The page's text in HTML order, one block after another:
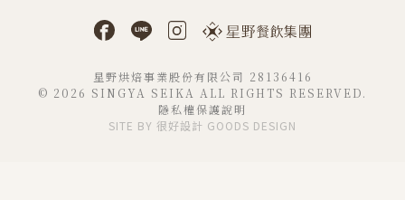
星野烘焙事業股份有限公司 28136416
© 2026 SINGYA SEIKA ALL RIGHTS RESERVED.
隱私權保護說明
SITE BY 很好設計 GOODS DESIGN